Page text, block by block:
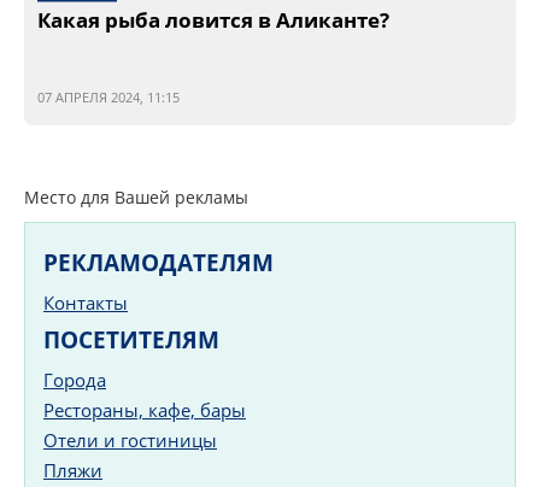
Какая рыба ловится в Аликанте?
07 АПРЕЛЯ 2024, 11:15
Место для Вашей рекламы
РЕКЛАМОДАТЕЛЯМ
Контакты
ПОСЕТИТЕЛЯМ
Города
Рестораны, кафе, бары
Отели и гостиницы
Пляжи